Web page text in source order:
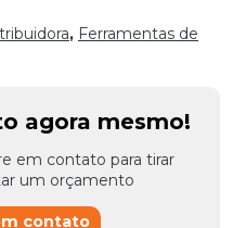
, Ferramentas de
agora mesmo!
em contato para tirar
um orçamento
contato